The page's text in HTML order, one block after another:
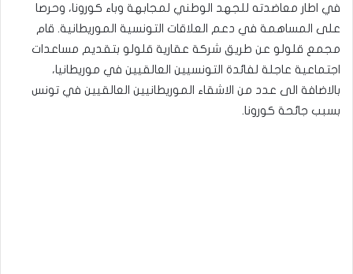
في اطار معاضدته للجهد الوطني لمجابهة وباء كورونا، وحرصا
على المساهمة في دعم العلاقات التونسية الموريطانية. قام
مجمع قلولو عن طريق شركة عقارية قلولو بتقديم مساعدات
اجتماعية عاجلة لفائدة التونسيين العالقيين في موريطانيا،
بالاضافة الى عدد من الاشقاء الموريطانيين العالقيين في تونس
بسبب جائحة كورونا.